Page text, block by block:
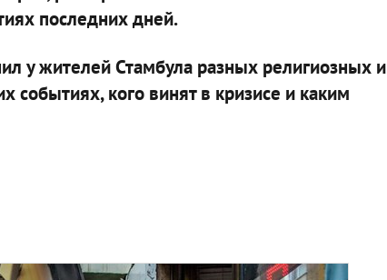
последних дней.
у жителей Стамбула разных религиозных и
событиях, кого винят в кризисе и каким